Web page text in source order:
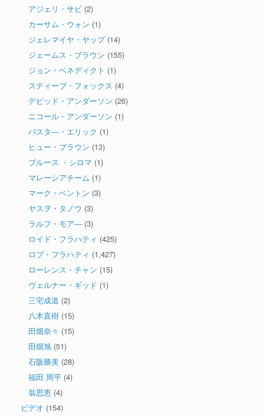
アジェリ・サビ (2)
カーサム・ウォン (1)
ジェレマイヤ・ヤップ(14)
ジェームス・ブラウン (155)
ジョン・ベネディクト (1)
スティーブ・フォックス (4)
デビッド・アンダーソン (26)
ニコール・アンダーソン (1)
パスタ―・エリック (1)
ヒュー・ブラウン (13)
ブルース ・シロマ (1)
マレーシアチーム (1)
マーク・ベントン (3)
ヤスヲ・タノウ (3)
ラルフ・モア― (3)
ロイド・フラハティ (425)
ロブ・フラハティ (1,427)
ローレンス・チャン (15)
ヴェルナー・ギッド (1)
三宅成道 (2)
八木直樹 (15)
田畑奈々 (15)
田畑旭 (51)
石阪勝美 (28)
福田 周平 (4)
翁思恵 (4)
ビデオ (154)